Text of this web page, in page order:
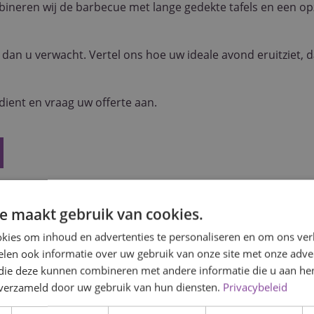
wij de barbecue met lange gedekte tafels en een
u verwacht. Vertel ons hoe uw ideale avond eruitziet,
en vraag uw offerte aan.
de catering van een personeelsfeest?
in Zevenbergen
maakt gebruik van cookies.
om inhoud en advertenties te personaliseren en om ons
ook informatie over uw gebruik van onze site met onze
deze kunnen combineren met andere informatie die u aan
door uw gebruik van hun diensten. Privacybeleid